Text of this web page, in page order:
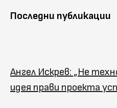
Последни публикации
Ангел Искрев: „Не
идея прави проекта